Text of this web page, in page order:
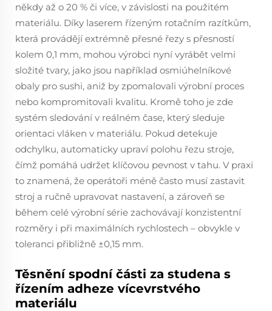
někdy až o 20 % či více, v závislosti na použitém
materiálu. Díky laserem řízeným rotačním razítkům,
která provádějí extrémně přesné řezy s přesností
kolem 0,1 mm, mohou výrobci nyní vyrábět velmi
složité tvary, jako jsou například osmiúhelníkové
obaly pro sushi, aniž by zpomalovali výrobní proces
nebo kompromitovali kvalitu. Kromě toho je zde
systém sledování v reálném čase, který sleduje
orientaci vláken v materiálu. Pokud detekuje
odchylku, automaticky upraví polohu řezu stroje,
čímž pomáhá udržet klíčovou pevnost v tahu. V praxi
to znamená, že operátoři méně často musí zastavit
stroj a ručně upravovat nastavení, a zároveň se
během celé výrobní série zachovávají konzistentní
rozměry i při maximálních rychlostech – obvykle v
toleranci přibližně ±0,15 mm.
Těsnění spodní části za studena s
řízením adheze vícevrstvého
materiálu